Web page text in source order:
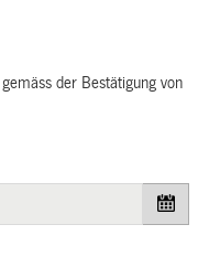
der Bestätigung von